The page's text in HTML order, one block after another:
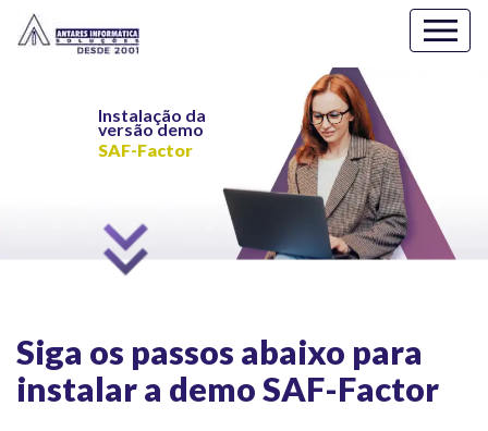
Instalação da
versão demo
SAF-Factor
Siga os passos abaixo para
instalar a demo SAF-Factor